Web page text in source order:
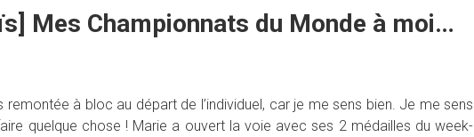
Mes Championnats du Monde à moi…
remontée à bloc au départ de l’individuel, car je me sens bien. Je me sens
quelque chose ! Marie a ouvert la voie avec ses 2 médailles du week-